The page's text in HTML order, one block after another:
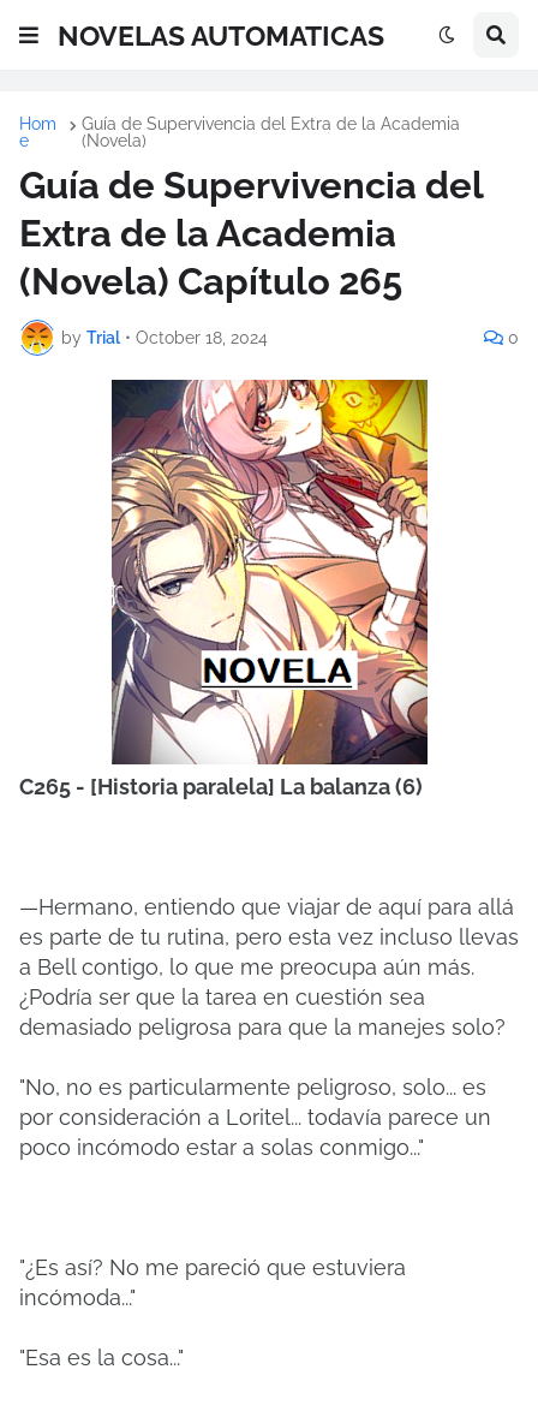
NOVELAS AUTOMATICAS
Hom
e
Guía de Supervivencia del Extra de la Academia
(Novela)
Guía de Supervivencia del
Extra de la Academia
(Novela) Capítulo 265
by Trial • October 18, 2024 0
C265 - [Historia paralela] La balanza (6)
—Hermano, entiendo que viajar de aquí para allá
es parte de tu rutina, pero esta vez incluso llevas
a Bell contigo, lo que me preocupa aún más.
¿Podría ser que la tarea en cuestión sea
demasiado peligrosa para que la manejes solo?
"No, no es particularmente peligroso, solo... es
por consideración a Loritel... todavía parece un
poco incómodo estar a solas conmigo..."
"¿Es así? No me pareció que estuviera
incómoda..."
"Esa es la cosa..."